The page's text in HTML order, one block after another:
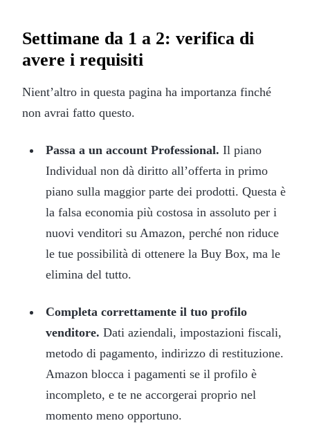
Settimane da 1 a 2: verifica di
avere i requisiti
Nient’altro in questa pagina ha importanza finché
non avrai fatto questo.
Passa a un account Professional. Il piano
Individual non dà diritto all’offerta in primo
piano sulla maggior parte dei prodotti. Questa è
la falsa economia più costosa in assoluto per i
nuovi venditori su Amazon, perché non riduce
le tue possibilità di ottenere la Buy Box, ma le
elimina del tutto.
Completa correttamente il tuo profilo
venditore. Dati aziendali, impostazioni fiscali,
metodo di pagamento, indirizzo di restituzione.
Amazon blocca i pagamenti se il profilo è
incompleto, e te ne accorgerai proprio nel
momento meno opportuno.